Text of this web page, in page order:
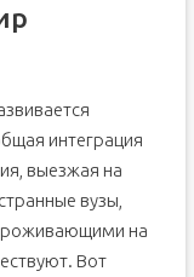
интеграция
выезжая на
вузы,
на
Вот